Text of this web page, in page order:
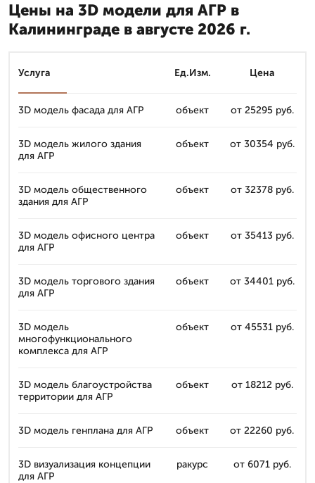
Цены на 3D модели для АГР в
Калининграде в августе 2026 г.
Услуга Ед.Изм. Цена
3D модель фасада для АГР объект от 25295 руб.
3D модель жилого здания
для АГР
объект от 30354 руб.
3D модель общественного
здания для АГР
объект от 32378 руб.
3D модель офисного центра
для АГР
объект от 35413 руб.
3D модель торгового здания
для АГР
объект от 34401 руб.
3D модель
многофункционального
комплекса для АГР
объект от 45531 руб.
3D модель благоустройства
территории для АГР
объект от 18212 руб.
3D модель генплана для АГР объект от 22260 руб.
3D визуализация концепции
для АГР
ракурс от 6071 руб.